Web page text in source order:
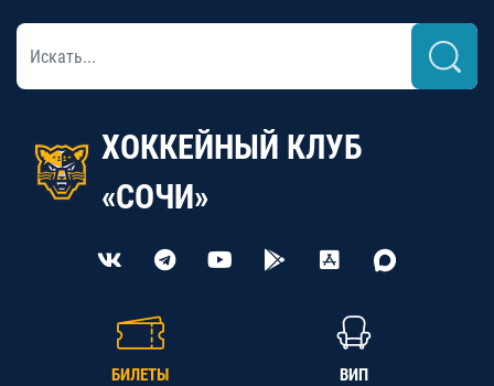
ХОККЕЙНЫЙ КЛУБ
«СОЧИ»
БИЛЕТЫ ВИП